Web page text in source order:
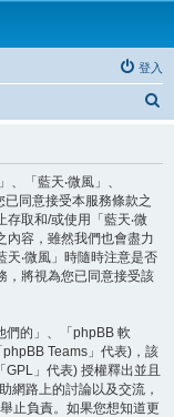
登入
「藍天‧微風」、
已同意接受本服務條款之
取和/或使用「藍天‧微
內容，雖然我們也會盡力
‧微風」時隨時注意是否
，將視為您已同意接受該
們的」、「phpBB 軟
Teams」代表)，該
GPL」代表) 授權釋出並且
網路上的討論以及交流，
止負責。如果您想知道更